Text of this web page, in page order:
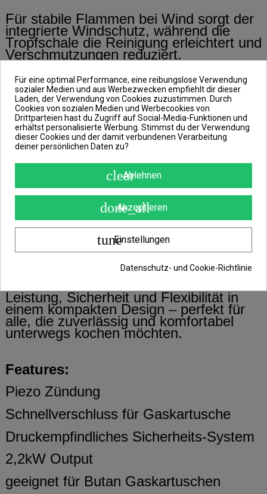
Für stabile Flammen bei Wind sorgt der
integrierte Windschutz, während die
Tropfschale die Reinigung erleichtert und
Verschmutzungen reduziert.
Für zusätzliche Sicherheit ist der XPR-
Stove mit einem druckempfindlichen
Sicherheits-System ausgestattet, das
sich automatisch abschaltet, wenn es
erforderlich ist.
Dank des Schnellverschluss-Systems
kannst Du die Gaskartusche mühelos
und zügig wechseln.
Der Kocher wird in einem robusten Hard
Case mit Tragegriff geliefert, das
sicheren Transport und einfache
Lagerung garantiert.
Leistung, Sicherheit und Flexibilität in
einem kompakten Design – perfekt für
alle, die zuverlässig und komfortabel
unterwegs kochen möchten.
Features:
Piezo Zündung
Schnellverschluss für Gaskartusche
Druckempfindliches Sicherheits-System
2,2kW Output
geeignet für Butan Gaskartuschen
Für eine optimal Performance, eine reibungslose Verwendung
sozialer Medien und aus Werbezwecken empfiehlt dir dieser
Laden, der Verwendung von Cookies zuzustimmen. Durch
Cookies von sozialen Medien und Werbecookies von
Drittparteien hast du Zugriff auf Social-Media-Funktionen und
erhältst personalisierte Werbung. Stimmst du der Verwendung
dieser Cookies und der damit verbundenen Verarbeitung
deiner persönlichen Daten zu?
clearAblehnen
done_all
Akzeptieren
tuneEinstellungen
Datenschutz- und Cookie-Richtlinie